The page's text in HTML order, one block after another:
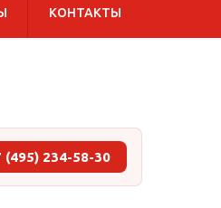
КОНТАКТЫ
(495) 234-58-30